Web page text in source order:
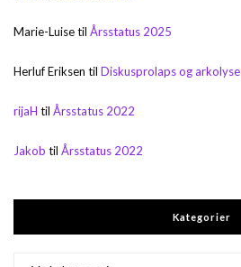
Marie-Luisetil Årsstatus 2025
Herluf Eriksen til Diskusprolaps og arkolyse
rijaH til Årsstatus 2022
Jakob til Årsstatus 2022
Kategorier